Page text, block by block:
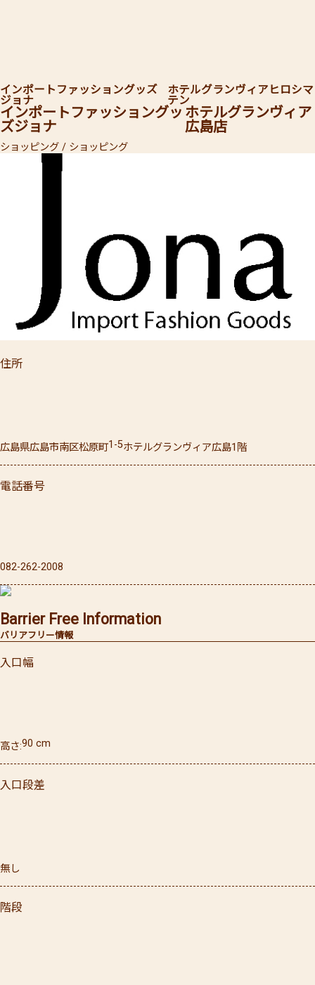
インポートファッショングッ
ズジョナ
ホテルグランヴィア
広島店
インポートファッショングッズ
ジョナ
ホテルグランヴィアヒロシマ
テン
ショッピング / ショッピング
住所
広島県広島市南区松原町1-5ホテルグランヴィア広島1階
電話番号
082-262-2008
バリアフリー情報
Barrier Free Information
入口幅
高さ 90 cm
入口段差
無し
階段